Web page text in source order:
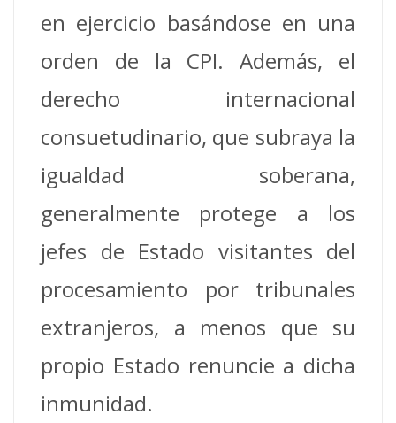
en ejercicio basándose en una
orden de la CPI. Además, el
derecho internacional
consuetudinario, que subraya la
igualdad soberana,
generalmente protege a los
jefes de Estado visitantes del
procesamiento por tribunales
extranjeros, a menos que su
propio Estado renuncie a dicha
inmunidad.